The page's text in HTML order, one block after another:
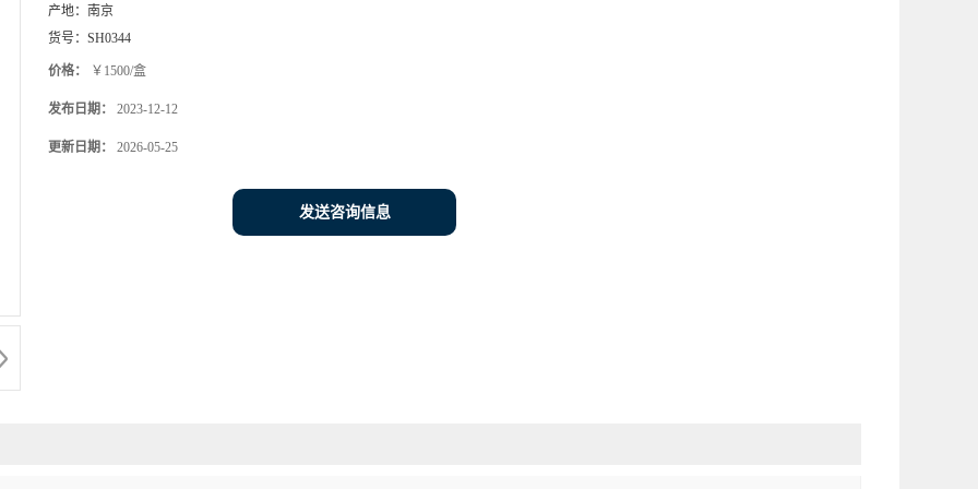
产地： 南京
货号： SH0344
价格： ￥1500/盒
发布日期： 2023-12-12
更新日期： 2026-05-25
发送咨询信息